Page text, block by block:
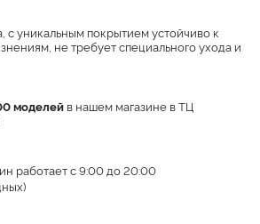
с уникальным покрытием устойчиво к
не требует специального ухода и
моделей в нашем магазине в ТЦ
работает с 9:00 до 20:00